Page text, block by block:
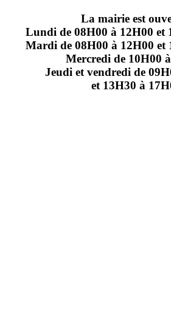
La mairie est
Lundi de 08H00 à 12H00 et
Mardi de 08H00 à 12H00 et
Mercredi de 10H00
Jeudi et vendredi de
et 13H30 à